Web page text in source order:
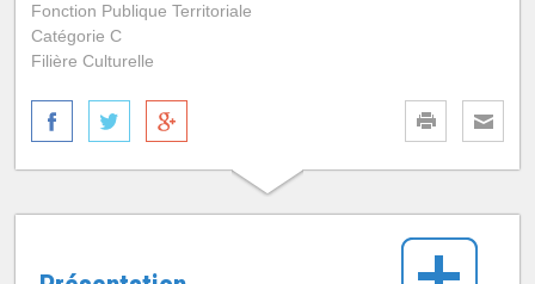
Fonction Publique Territoriale
Catégorie C
Filière Culturelle